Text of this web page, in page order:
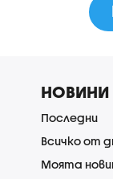
НОВИНИ
Последни
Всичко от
Моята